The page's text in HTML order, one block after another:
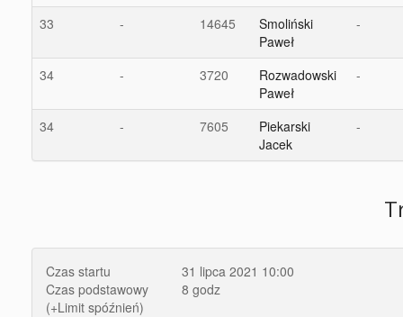
33 - 14645
Smoliński
Paweł
-
34 - 3720
Rozwadowski
Paweł
-
34 - 7605
Piekarski
Jacek
-
Czas startu
31 lipca 2021 10:00
Czas podstawowy
(+Limit spóźnień)
8 godz